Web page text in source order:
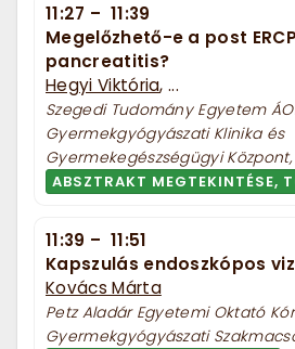
11:27 – 11:39
Megelőzhető-e a post
pancreatitis?
Hegyi Viktória, ...
Szegedi Tudomány Egyetem
Gyermekgyógyászati Klinika és
Gyermekegészségügyi
ABSZTRAKT MEGTEKINTÉSE,
11:39 – 11:51
Kapszulás endoszkópos
Kovács Márta
Petz Aladár Egyetemi Oktató
Gyermekgyógyászati